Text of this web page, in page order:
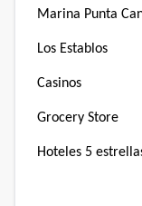
Marina Punta
Los Establos
Casinos
Grocery Store
Hoteles 5